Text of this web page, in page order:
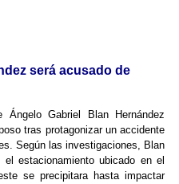
será acusado de
Gabriel Blan Hernández
tras protagonizar un accidente
Según las investigaciones, Blan
estacionamiento ubicado en el
se precipitara hasta impactar